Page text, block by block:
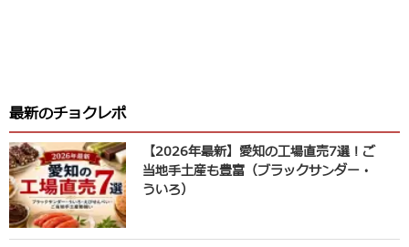
最新のチョクレポ
【2026年最新】愛知の工場直売7選！ご
当地手土産も豊富（ブラックサンダー・
ういろ）